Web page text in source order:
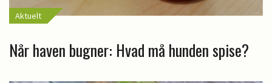
Aktuelt
Når haven bugner: Hvad må hunden spise?